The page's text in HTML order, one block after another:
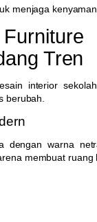
menjaga
Tren
interior
berubah.
dengan warna
membuat ruang